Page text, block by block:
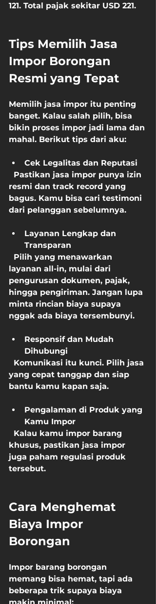
121. Total pajak sekitar USD 221.
Tips Memilih Jasa
Impor Borongan
Resmi yang Tepat
Memilih jasa impor itu penting
banget. Kalau salah pilih, bisa
bikin proses impor jadi lama dan
mahal. Berikut tips dari aku:
Cek Legalitas dan Reputasi
resmi dan track record yang
bagus. Kamu bisa cari testimoni
dari pelanggan sebelumnya.
Layanan Lengkap dan
Transparan
layanan all-in, mulai dari
pengurusan dokumen, pajak,
hingga pengiriman. Jangan lupa
minta rincian biaya supaya
nggak ada biaya tersembunyi.
Responsif dan Mudah
Dihubungi
yang cepat tanggap dan siap
bantu kamu kapan saja.
Pengalaman di Produk yang
Kamu Impor
khusus, pastikan jasa impor
juga paham regulasi produk
tersebut.
Cara Menghemat
Biaya Impor
Borongan
Impor barang borongan
memang bisa hemat, tapi ada
beberapa trik supaya biaya